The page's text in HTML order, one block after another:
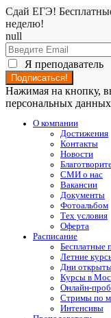
Сдай ЕГЭ!
неделю!
null
Я преподаватель
Нажимая на кнопку,
персональных
О компании
Достижения
Контакты
Новости
СМИ о нас
Вакансии
Документы
Фотоальбом
Тех условия
Оферта
Расписание
Бесплатные
Летние
Дни
Курсы в
Онлайн-
Стримы по
Интенсивы